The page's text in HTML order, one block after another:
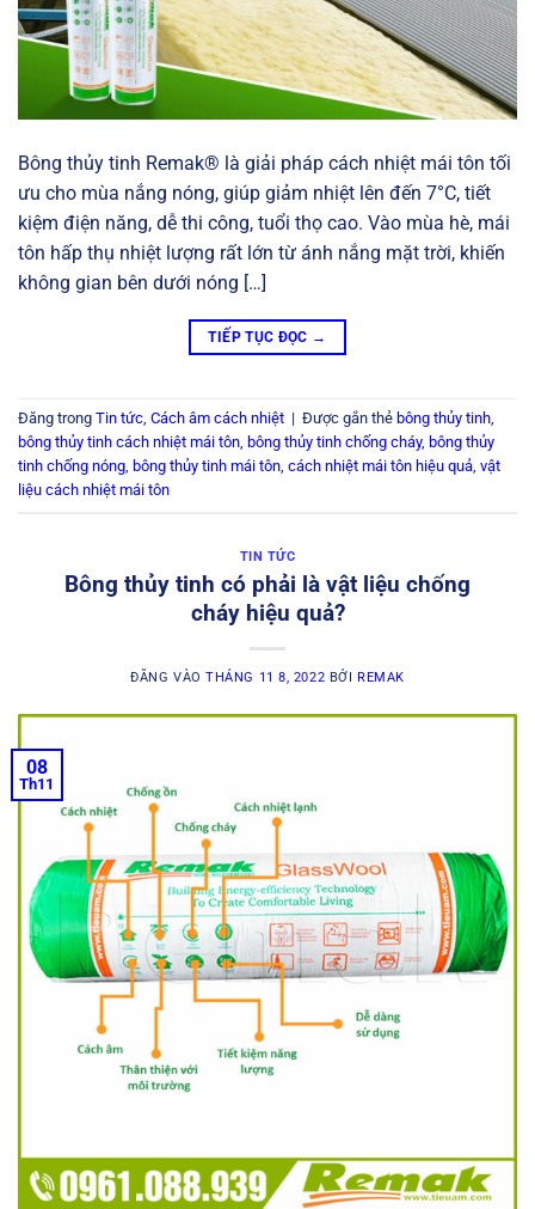
Bông thủy tinh Remak® là giải pháp cách nhiệt mái tôn tối
ưu cho mùa nắng nóng, giúp giảm nhiệt lên đến 7°C, tiết
kiệm điện năng, dễ thi công, tuổi thọ cao. Vào mùa hè, mái
tôn hấp thụ nhiệt lượng rất lớn từ ánh nắng mặt trời, khiến
không gian bên dưới nóng […]
TIẾP TỤC ĐỌC →
Đăng trong Tin tức, Cách âm cách nhiệt | Được gắn thẻ bông thủy tinh,
bông thủy tinh cách nhiệt mái tôn, bông thủy tinh chống cháy, bông thủy
tinh chống nóng, bông thủy tinh mái tôn, cách nhiệt mái tôn hiệu quả, vật
liệu cách nhiệt mái tôn
TIN TỨC
Bông thủy tinh có phải là vật liệu chống
cháy hiệu quả?
ĐĂNG VÀOTHÁNG 11 8, 2022 BỞI REMAK
08
Th11